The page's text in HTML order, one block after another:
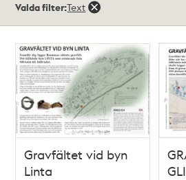
träffar
Valda filter:Text
Gravfältet vid byn
Linta